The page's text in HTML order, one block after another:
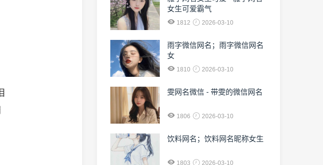
女生可爱霸气
1812 2026-03-10
雨字微信网名；雨字微信网名
女
1810 2026-03-10
雯网名微信 - 带雯的微信网名
1806 2026-03-10
饮料网名；饮料网名昵称女生
1803 2026-03-10